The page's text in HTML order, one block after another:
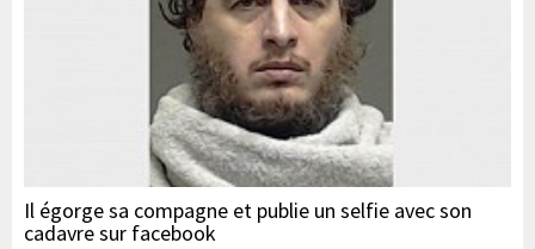
Il égorge sa compagne et publie un selfie avec son
cadavre sur facebook